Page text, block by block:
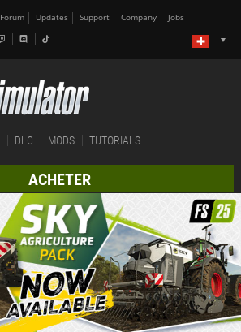
Forum Updates Support Company Jobs
DLC MODS TUTORIALS
ACHETER